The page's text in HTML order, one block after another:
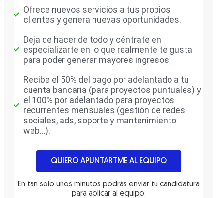
Ofrece nuevos servicios a tus propios
clientes y genera nuevas oportunidades.
Deja de hacer de todo y céntrate en
especializarte en lo que realmente te gusta
para poder generar mayores ingresos.
Recibe el 50% del pago por adelantado a tu
cuenta bancaria (para proyectos puntuales) y
el 100% por adelantado para proyectos
recurrentes mensuales (gestión de redes
sociales, ads, soporte y mantenimiento
web...).
QUIERO APUNTARTME AL EQUIPO
En tan solo unos minutos podrás enviar tu candidatura
para aplicar al equipo.